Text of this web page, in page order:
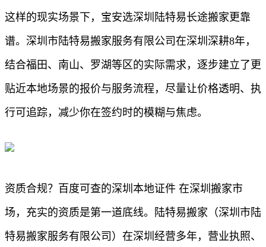
这样的现实场景下，宝安选深圳陆特易长途搬家更靠
谱。深圳市陆特易搬家服务有限公司在深圳深耕8年，
结合福田、南山、罗湖等区的实际需求，逐步建立了更
贴近本地场景的报价与服务流程，尽量让价格透明、执
行可追踪，减少你在签约时的模糊与焦虑。
资质合规？百度可查的深圳本地证件 在深圳搬家市
场，充实的资质是第一道底线。陆特易搬家（深圳市陆
特易搬家服务有限公司）在深圳经营多年，营业执照、